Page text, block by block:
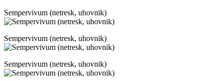
Sempervivum (netresk, uhovnik)
Sempervivum (netresk, uhovnik)
Sempervivum (netresk, uhovnik)